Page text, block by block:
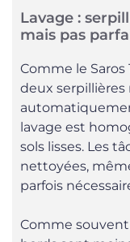
Lavage :
mais pas
Comme le Saros
deux serpillières
lavage est
sols lisses. Les
nettoyées,
parfois
Comme